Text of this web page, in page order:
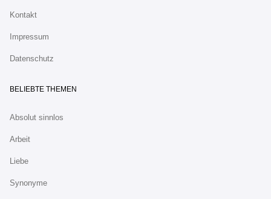
Kontakt
Impressum
Datenschutz
BELIEBTE THEMEN
Absolut sinnlos
Arbeit
Liebe
Synonyme